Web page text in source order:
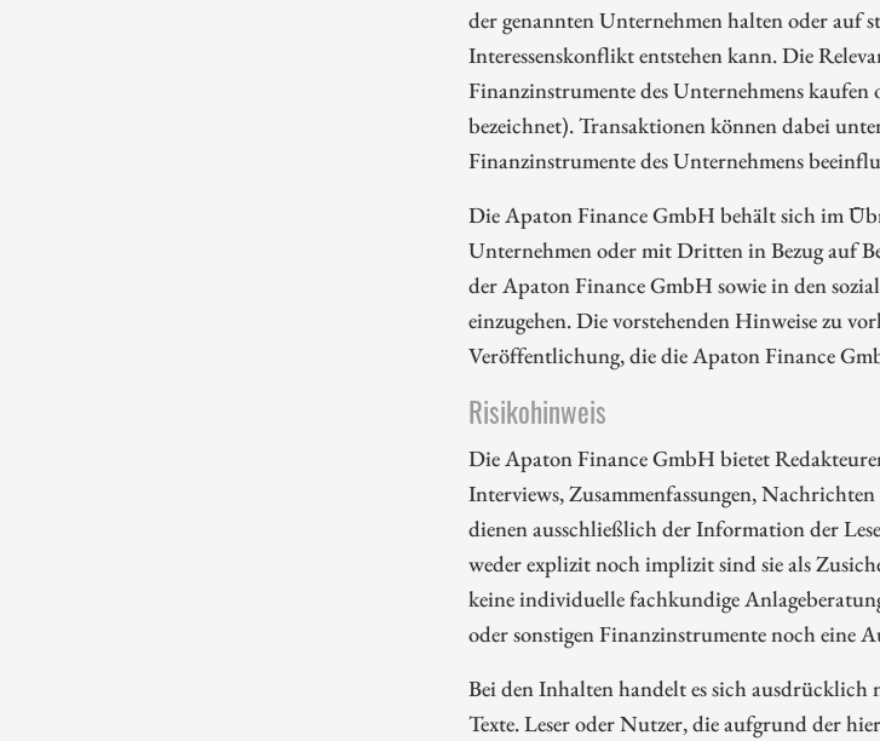
der genannten Unternehmen halten oder auf
Interessenskonflikt entstehen kann. Die
Finanzinstrumente des Unternehmens
bezeichnet). Transaktionen können dabei
Finanzinstrumente des Unternehmens
Die Apaton Finance GmbH behält sich im
Unternehmen oder mit Dritten in Bezug auf
der Apaton Finance GmbH sowie in den
einzugehen. Die vorstehenden Hinweise zu
Veröffentlichung, die die Apaton Finance
Risikohinweis
Die Apaton Finance GmbH bietet
Interviews, Zusammenfassungen,
dienen ausschließlich der Information der
weder explizit noch implizit sind sie als
keine individuelle fachkundige
oder sonstigen Finanzinstrumente noch eine
Bei den Inhalten handelt es sich
Texte. Leser oder Nutzer, die aufgrund der